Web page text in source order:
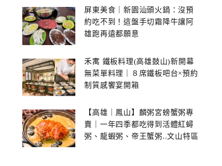
屏東美食｜新園汕頭火鍋：沒預
約吃不到！這盤手切霜降牛讓阿
雄跑再遠都願意
禾寓 鐵板料理(高雄鼓山)新開幕
無菜單料理｜８席鐵板吧台×預約
制質感饗宴開箱
【高雄｜鳳山】麟粥宮螃蟹粥專
賣｜一年四季都吃得到活體紅蟳
粥、龍蝦粥、帝王蟹粥..文山特區